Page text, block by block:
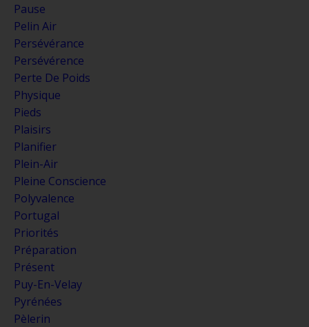
Pause
Pelin Air
Persévérance
Persévérence
Perte De Poids
Physique
Pieds
Plaisirs
Planifier
Plein-Air
Pleine Conscience
Polyvalence
Portugal
Priorités
Préparation
Présent
Puy-En-Velay
Pyrénées
Pèlerin